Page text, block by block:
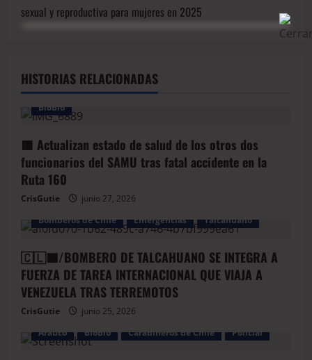
sexual y reproductiva para mujeres en 2025
HISTORIAS RELACIONADAS
BioBio
🟥 Actualizan estado de salud de los otros dos
funcionarios del SAMU tras fatal accidente en la
Ruta 160
CrisGutie
junio 27, 2026
Bomberos de Chile
Emergencias Talcahuano
🇨🇱🟦/BOMBERO DE TALCAHUANO SE INTEGRA A
FUERZA DE TAREA INTERNACIONAL QUE VIAJA A
VENEZUELA TRAS TERREMOTOS
CrisGutie
junio 25, 2026
Arauco
BioBio Carabineros de Chile Policial